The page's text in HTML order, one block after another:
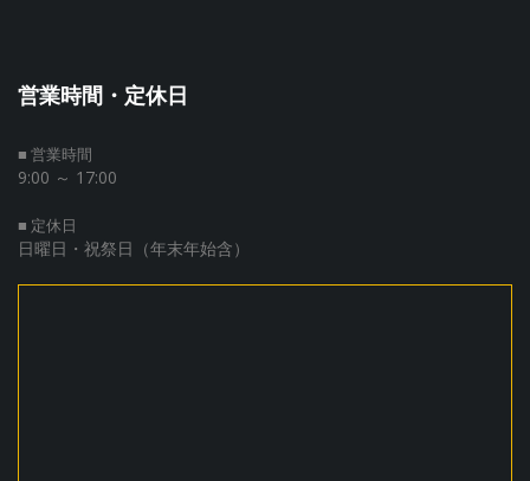
営業時間・定休日
■ 営業時間
9:00 ～ 17:00
■ 定休日
日曜日・祝祭日（年末年始含）